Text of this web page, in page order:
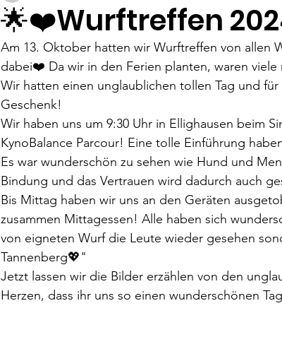
🌟❤️Wurftreffen
Am 13. Oktober hatten wir Wurftreffen von allen
dabei❤️ Da wir in den Ferien planten, waren viele
Wir hatten einen unglaublichen tollen Tag und
Geschenk!
Wir haben uns um 9:30 Uhr in Ellighausen beim
KynoBalance Parcour! Eine tolle Einführung
Es war wunderschön zu sehen wie Hund und
Bindung und das Vertrauen wird dadurch auch
Bis Mittag haben wir uns an den Geräten
zusammen Mittagessen! Alle haben sich
von eigneten Wurf die Leute wieder gesehen
Tannenberg💖"
Jetzt lassen wir die Bilder erzählen von den
Herzen, dass ihr uns so einen wunderschönen